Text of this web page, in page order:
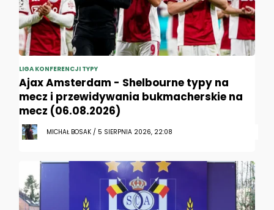
LIGA KONFERENCJI TYPY
Ajax Amsterdam - Shelbourne typy na
mecz i przewidywania bukmacherskie na
mecz (06.08.2026)
MICHAŁ BOSAK / 5 SIERPNIA 2026, 22:08